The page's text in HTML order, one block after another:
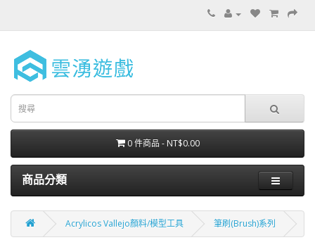
0 件商品 - NT$0.00
商品分類
Acrylicos Vallejo顏料/模型工具 筆刷(Brush)系列